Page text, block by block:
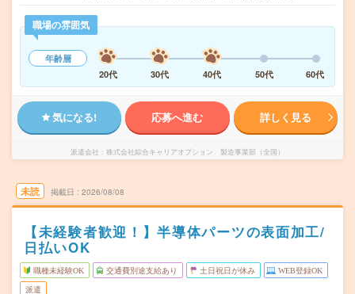
職場の雰囲気
年齢層
20代
30代 40代 50代 60代
気になる! 応募へ進む 詳しく見る
派遣会社 株式会社綜合キャリアオプション 製造事業部（全国）
未読 掲載日 2026/08/08
【未経験者歓迎！】半導体パーツの表面加工/
日払いOK
職種未経験OK 交通費別途支給あり 土日祝日が休み WEB登録OK
派遣